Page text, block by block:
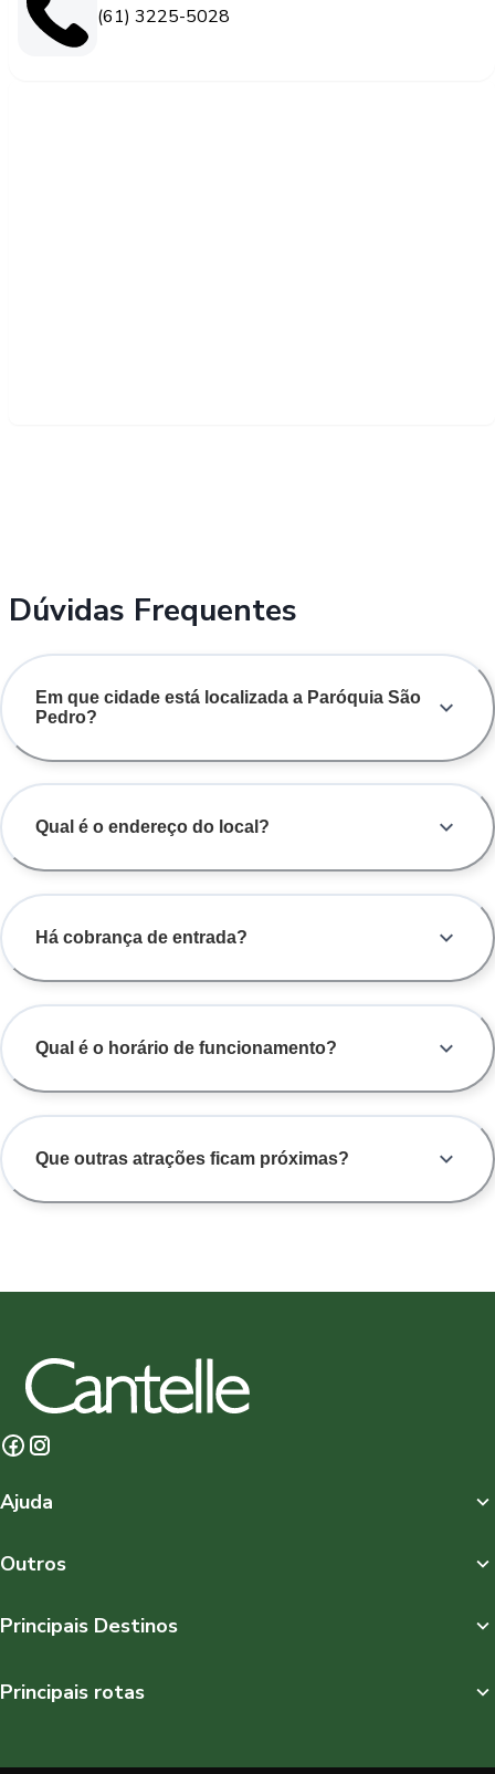
(61) 3225-5028
Dúvidas Frequentes
Em que cidade está localizada a Paróquia São
Pedro?
Qual é o endereço do local?
Há cobrança de entrada?
Qual é o horário de funcionamento?
Que outras atrações ficam próximas?
Ajuda
Outros
Principais Destinos
Principais rotas